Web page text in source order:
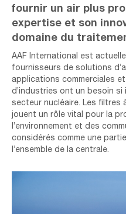
fournir un air plus
expertise et son
domaine du
AAF International est
fournisseurs de solutions
applications commerciales
d’industries ont un besoin
secteur nucléaire. Les filtres
jouent un rôle vital pour la
l’environnement et des
considérés comme une
l’ensemble de la centrale.